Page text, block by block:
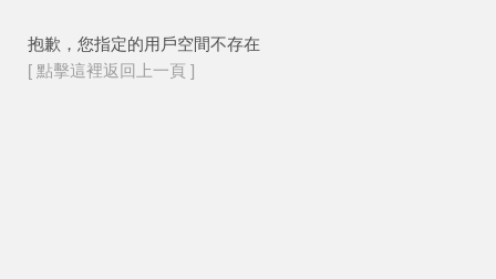
抱歉，您指定的用戶空間不存在
[ 點擊這裡返回上一頁 ]